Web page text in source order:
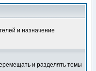
и назначение
и разделять темы